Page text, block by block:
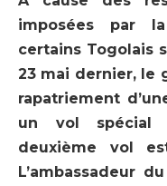
imposées par
certains Togolais
23 mai dernier, le
rapatriement
un vol spécial
deuxième vol
L’ambassadeur